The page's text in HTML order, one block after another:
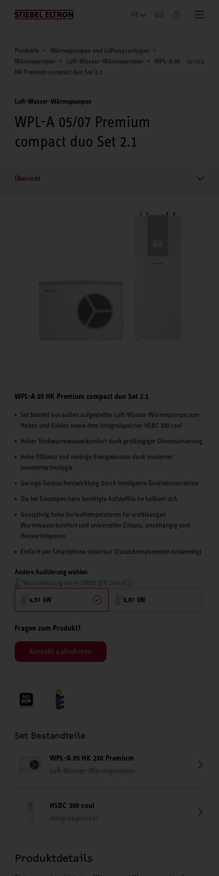
Unternehmen
Produkte
Wärmepumpen und Lüftungsanlagen
Wärmepumpen
Luft-Wasser-Wärmepumpen
WPL-A 05
HK Premium compact duo Set 2.1
zurück
Luft-Wasser-Wärmepumpen
WPL-A 05/07 Premium
compact duo Set 2.1
Übersicht
WPL-A 05 HK Premium compact duo Set 2.1
Set besteht aus außen aufgestellter Luft-Wasser-Wärmepumpe zum
Heizen und Kühlen sowie dem Integralspeicher HSBC 300 cool
Hoher Trinkwarmwasserkomfort dank großzügiger Dimensionierung
Hohe Effizienz und niedrige Energiekosten dank moderner
Invertertechnologie
Geringe Geräuschentwicklung durch intelligente Gerätekonstruktion
Die bei Einzelspeichern benötigte Aufstellfläche halbiert sich
Ganzjährig hohe Vorlauftemperaturen für erstklassigen
Warmwasserkomfort und universellen Einsatz, unabhängig vom
Heizverteilsystem
Einfach per Smartphone steuerbar (Zusatzkomponenten notwendig)
Andere Ausführung wählen
Wärmeleistung bei A-7/W35 (EN 14511)
4,97 kW 6,87 kW
Fragen zum Produkt?
Kontakt aufnehmen
Set Bestandteile
WPL-A 05 HK 230 Premium
Luft-Wasser-Wärmepumpen
HSBC 300 cool
Integralspeicher
Produktdetails